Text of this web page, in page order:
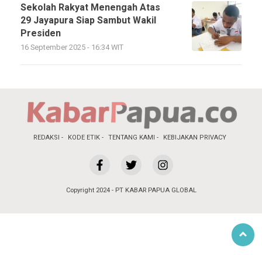
Sekolah Rakyat Menengah Atas
29 Jayapura Siap Sambut Wakil
Presiden
16 September 2025 - 16:34 WIT
REDAKSI KODE ETIK TENTANG KAMI KEBIJAKAN PRIVACY
Copyright 2024 - PT KABAR PAPUA GLOBAL